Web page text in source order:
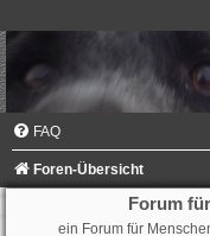
FAQ
Foren-Übersicht
Forum
ein Forum für